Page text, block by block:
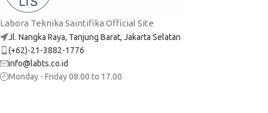
Labora Teknika Saintifika Official Site
Jl. Nangka Raya, Tanjung Barat, Jakarta Selatan
(+62)-21-3882-1776
info@labts.co.id
Monday - Friday 08.00 to 17.00